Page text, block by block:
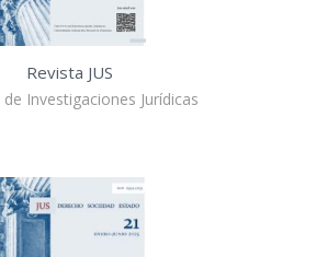
Revista JUS
Investigaciones Jurídicas